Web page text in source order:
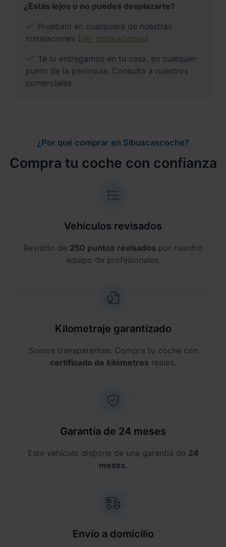
¿Estás lejos o no puedes desplazarte?
Pruébalo en cualquiera de nuestras
instalaciones (Ver instalaciones)
Te lo entregamos en tu casa, en cualquier
punto de la península. Consulta a nuestros
comerciales.
¿Por qué comprar en Sibuscascoche?
Compra tu coche con confianza
Vehículos revisados
Revisión de 250 puntos revisados por nuestro
equipo de profesionales.
Kilometraje garantizado
Somos transparentes. Compra tu coche con
certificado de kilómetros reales.
Garantía de 24 meses
Este vehículo dispone de una garantía de 24
meses.
Envío a domicilio